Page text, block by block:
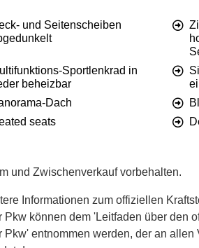
und Seitenscheiben
Sportlenkrad in
beheizbar
Dach
seats
und Zwischenverkauf vorbehalten.
Informationen zum offiziellen
Pkw können dem 'Leitfaden über den
Pkw' entnommen werden, der an